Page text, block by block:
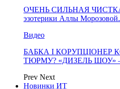
ОЧЕНЬ СИЛЬНАЯ
эзотерики Аллы
Видео
БАБКА І КОРУПЦІОНЕР
ТЮРМУ? «ДИЗЕЛЬ ШОУ» —
Prev Next
Новинки ИТ